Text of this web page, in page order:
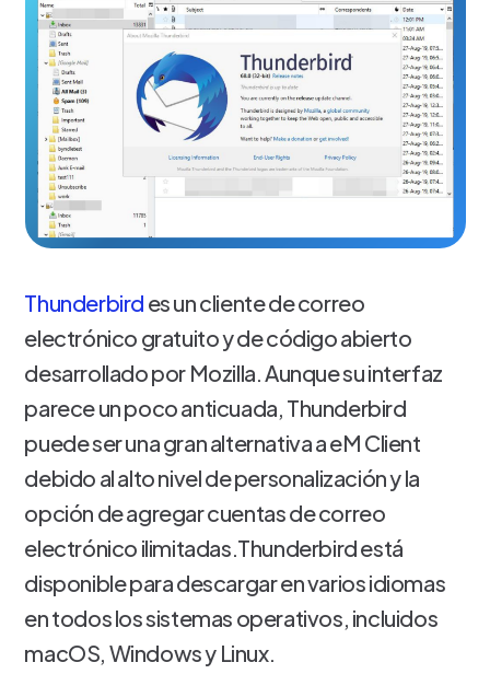
Thunderbird es un cliente de correo
electrónico gratuito y de código abierto
desarrollado por Mozilla. Aunque su interfaz
parece un poco anticuada, Thunderbird
puede ser una gran alternativa a eM Client
debido al alto nivel de personalización y la
opción de agregar cuentas de correo
electrónico ilimitadas.Thunderbird está
disponible para descargar en varios idiomas
en todos los sistemas operativos, incluidos
macOS, Windows y Linux.